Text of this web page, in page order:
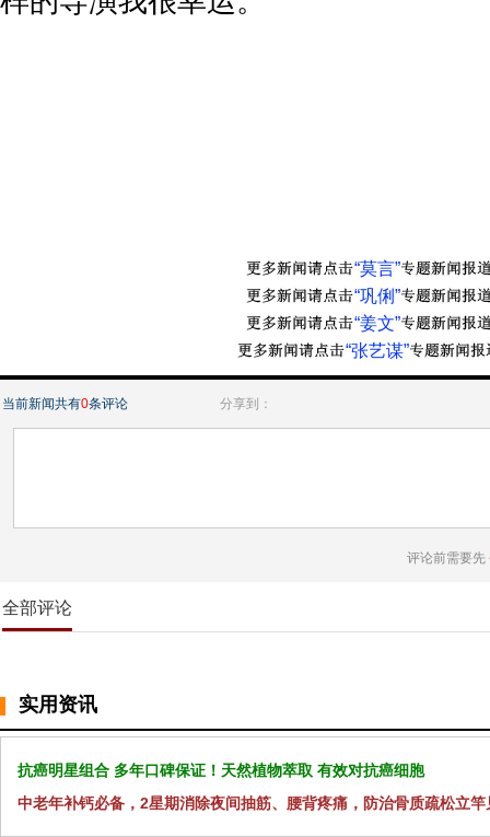
“莫言”
“巩俐”
“姜文”
“张艺谋”
当前新闻共有0条评论 分享到：
评论前需要先
全部评论
实用资讯
抗癌明星组合 多年口碑保证！天然植物萃取 有效对抗癌细胞
中老年补钙必备，2星期消除夜间抽筋、腰背疼痛，防治骨质疏松立竿